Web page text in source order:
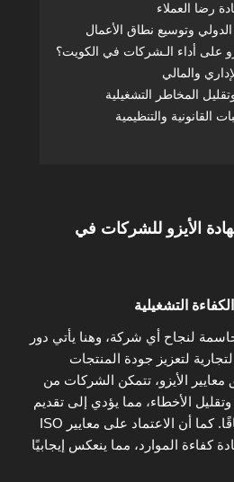
على أداء الـشركات في الكويت؟
الأيزو للشركات في
لنجاح أي شركة، وهنا يأتي دور
لتعزيز جودة المنتجات
الأيزو، تتمكن الشركات من
الأخطاء، مما يؤدي إلى تقديم
منتجات وخدمات أكثر اتساقًا. كما أن الاعتماد على معايير ISO
كفاءة الموارد، مما ينعكس إيجابيًا